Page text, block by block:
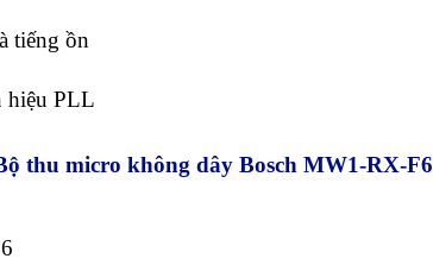
tiếng ồn
hiệu PLL
thu micro không dây Bosch MW1-RX-F6